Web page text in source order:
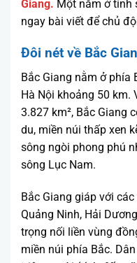
Giang. Một năm ở tỉnh
ngay bài viết để chủ
Đôi nét về Bắc
Bắc Giang nằm ở phía
Hà Nội khoảng 50 km.
3.827 km², Bắc Giang
du, miền núi thấp xen
sông ngòi phong phú
sông Lục Nam.
Bắc Giang giáp với
Quảng Ninh, Hải
trọng nối liền vùng
miền núi phía Bắc.